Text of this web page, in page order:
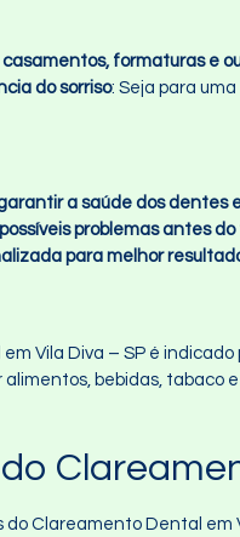
formaturas e
do sorriso: Seja para
a saúde dos dentes
problemas antes
para melhor
Vila Diva – SP é
alimentos, bebidas, tabaco
do Clareamento Dental em